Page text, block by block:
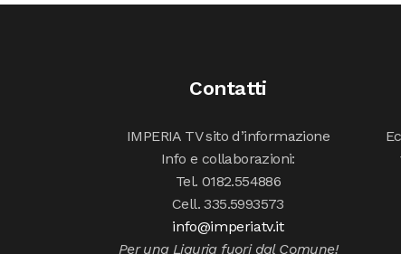
Contatti
IMPERIA TV sito d’informazione
Info e collaborazioni:
Tel. 0182.554886
Cell. 335.5993573
info@imperiatv.it
Per una Liguria fuori dal Comune!